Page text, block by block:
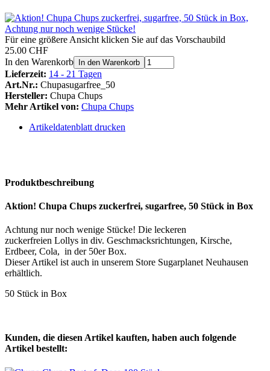
Für eine größere Ansicht klicken Sie auf das Vorschaubild
25.00 CHF
In den Warenkorb
In den Warenkorb
Lieferzeit: 14 - 21 Tagen
Art.Nr.: Chupasugarfree_50
Hersteller: Chupa Chups
Mehr Artikel von: Chupa Chups
Artikeldatenblatt drucken
Produktbeschreibung
Aktion! Chupa Chups zuckerfrei, sugarfree, 50 Stück in Box
Achtung nur noch wenige Stücke! Die leckeren
zuckerfreien Lollys in div. Geschmacksrichtungen, Kirsche,
Erdbeer, Cola, in der 50er Box.
Dieser Artikel ist auch in unserem Store Sugarplanet Neuhausen
erhältlich.
50 Stück in Box
Kunden, die diesen Artikel kauften, haben auch folgende
Artikel bestellt: